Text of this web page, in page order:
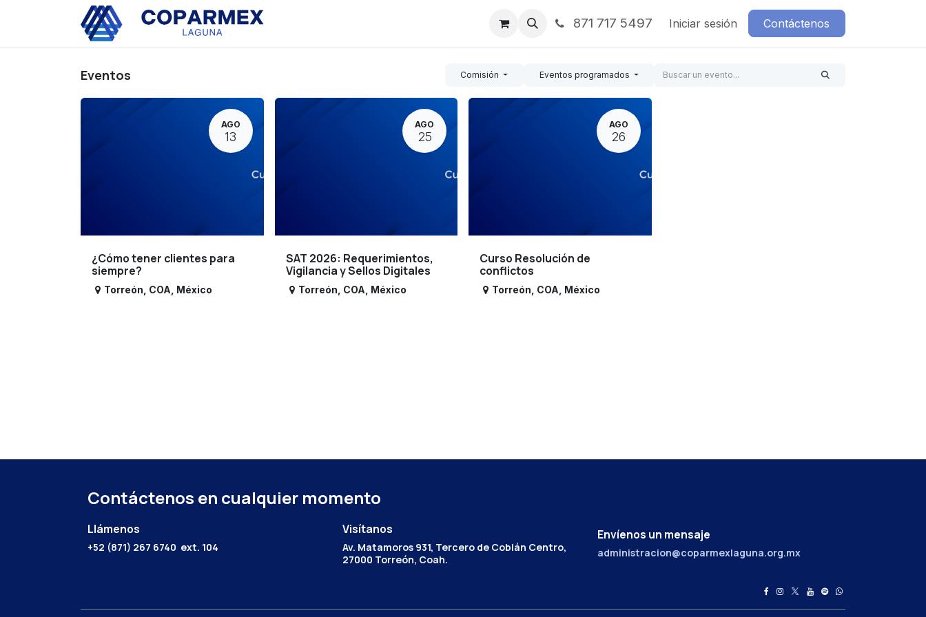
Noticias Contáctenos871 717 5497 Iniciar sesión Contáctenos
Eventos Comisión Eventos programados
AGO
13
¿Cómo tener clientes para
siempre?
Torreón COA México
AGO
25
SAT 2026: Requerimientos,
Vigilancia y Sellos Digitales
Torreón COA México
AGO
26
Curso Resolución de
conflictos
Torreón COA México
Contáctenos en cualquier momento
Llámenos
+52 (871) 267 6740 ext. 104
Envíenos un mensaje
administracion@coparmexlaguna.org.mx
Visítanos
Av. Matamoros 931, Tercero de Cobián Centro,
27000 Torreón, Coah.